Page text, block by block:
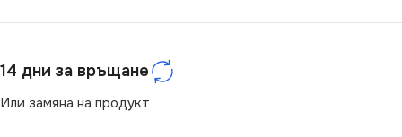
14 дни за връщане
Или замяна на продукт